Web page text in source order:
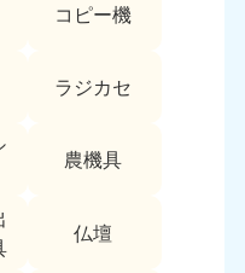
コピー機
ラジカセ
農機具
仏壇
徳島県
〜19:00 年中無休